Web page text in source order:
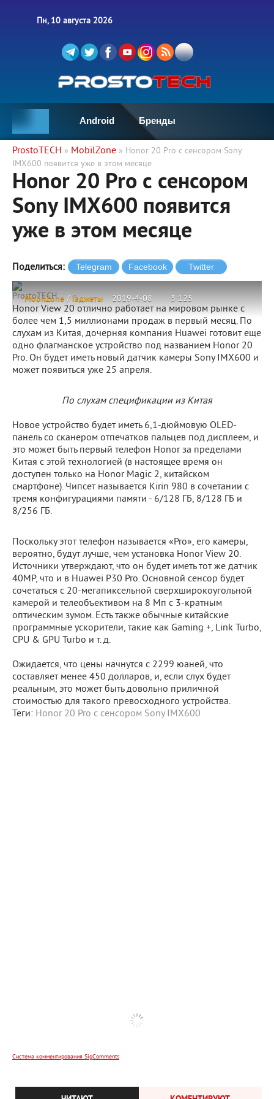
Пн, 10 августа 2026
Android Бренды
ProstoTECH » MobilZone » Honor 20 Pro с сенсором Sony
IMX600 появится уже в этом месяце
Honor 20 Pro с сенсором
Sony IMX600 появится
уже в этом месяце
Поделиться:
MobilZone / Гаджеты 2019-4-08 3 125
ProstoTECH
Honor View 20 отлично работает на мировом рынке с
более чем 1,5 миллионами продаж в первый месяц. По
слухам из Китая, дочерняя компания Huawei готовит еще
одно флагманское устройство под названием Honor 20
Pro. Он будет иметь новый датчик камеры Sony IMX600 и
может появиться уже 25 апреля.
По слухам спецификации из Китая
Новое устройство будет иметь 6,1-дюймовую OLED-
панель со сканером отпечатков пальцев под дисплеем, и
это может быть первый телефон Honor за пределами
Китая с этой технологией (в настоящее время он
доступен только на Honor Magic 2, китайском
смартфоне). Чипсет называется Kirin 980 в сочетании с
тремя конфигурациями памяти - 6/128 ГБ, 8/128 ГБ и
8/256 ГБ.
Поскольку этот телефон называется «Pro», его камеры,
вероятно, будут лучше, чем установка Honor View 20.
Источники утверждают, что он будет иметь тот же датчик
40MP, что и в Huawei P30 Pro. Основной сенсор будет
сочетаться с 20-мегапиксельной сверхширокоугольной
камерой и телеобъективом на 8 Мп с 3-кратным
оптическим зумом. Есть также обычные китайские
программные ускорители, такие как Gaming +, Link Turbo,
CPU & GPU Turbo и т. д.
Ожидается, что цены начнутся с 2299 юаней, что
составляет менее 450 долларов, и, если слух будет
реальным, это может быть довольно приличной
стоимостью для такого превосходного устройства.
Теги: Honor 20 Pro с сенсором Sony IMX600
Система комментирования SigComments